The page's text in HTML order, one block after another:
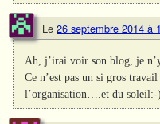
Le 26 septembre 2014 à
Ah, j’irai voir son blog, je
Ce n’est pas un si gros
l’organisation….et du soleil:-)